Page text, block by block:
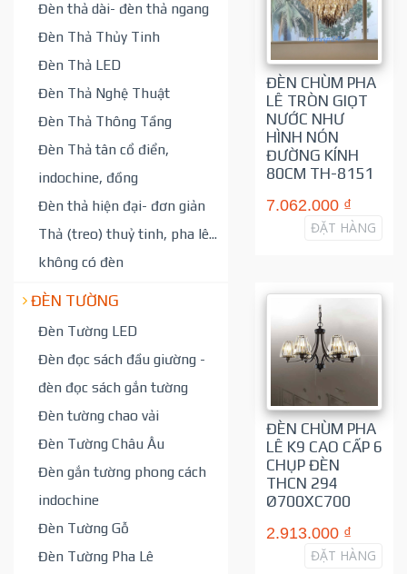
Đèn thả dài- đèn thả ngang
Đèn Thả Thủy Tinh
Đèn Thả LED
Đèn Thả Nghệ Thuật
Đèn Thả Thông Tầng
Đèn Thả tân cổ điển,
indochine, đồng
Đèn thả hiện đại- đơn giản
Thả (treo) thuỷ tinh, pha lê...
không có đèn
ĐÈN TƯỜNG
Đèn Tường LED
Đèn đọc sách đầu giường -
đèn đọc sách gắn tường
Đèn tường chao vải
Đèn Tường Châu Âu
Đèn gắn tường phong cách
indochine
Đèn Tường Gỗ
Đèn Tường Pha Lê
ĐÈN CHÙM PHA
LÊ TRÒN GIỌT
NƯỚC NHƯ
HÌNH NÓN
ĐƯỜNG KÍNH
80CM TH-8151
7.062.000 ₫
ĐẶT HÀNG
ĐÈN CHÙM PHA
LÊ K9 CAO CẤP 6
CHỤP ĐÈN
THCN 294
Ø700XC700
2.913.000 ₫
ĐẶT HÀNG